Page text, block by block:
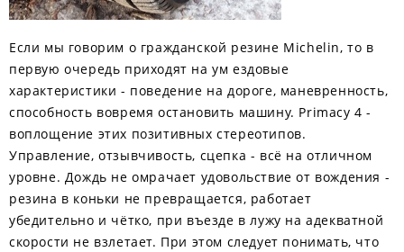
Если мы говорим о гражданской резине Michelin, то в
первую очередь приходят на ум ездовые
характеристики - поведение на дороге, маневренность,
способность вовремя остановить машину. Primacy 4 -
воплощение этих позитивных стереотипов.
Управление, отзывчивость, сцепка - всё на отличном
уровне. Дождь не омрачает удовольствие от вождения -
резина в коньки не превращается, работает
убедительно и чётко, при въезде в лужу на адекватной
скорости не взлетает. При этом следует понимать, что